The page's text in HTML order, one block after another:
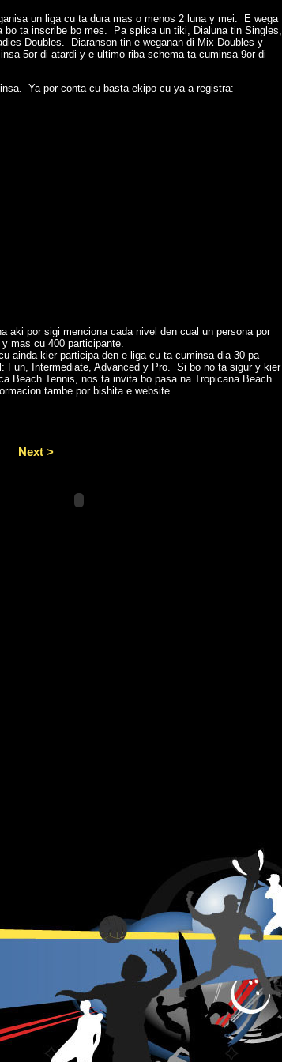
un liga cu ta dura mas o menos 2 luna y mei. E wega
bo ta inscribe bo mes. Pa splica un tiki, Dialuna tin Singles,
Doubles. Diaranson tin e weganan di Mix Doubles y
5or di atardi y e ultimo riba schema ta cuminsa 9or di
Ya por conta cu basta ekipo cu ya a registra:
aki por sigi menciona cada nivel den cual un persona por
mas cu 400 participante.
ainda kier participa den e liga cu ta cuminsa dia 30 pa
Fun, Intermediate, Advanced y Pro. Si bo no ta sigur y kier
Beach Tennis, nos ta invita bo pasa na Tropicana Beach
tambe por bishita e website
Next >